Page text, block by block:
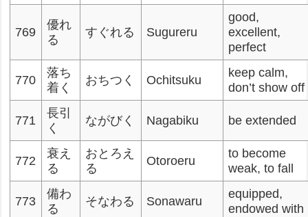
769
優れ
る
すぐれる Sugureru
good,
excellent,
perfect
770
落ち
着く
おちつく Ochitsuku
keep calm,
don’t show off
771
長引
く
ながびく Nagabiku be extended
772
衰え
る
おとろえ
る
Otoroeru
to become
weak, to fall
773
備わ
る
そなわる Sonawaru
equipped,
endowed with